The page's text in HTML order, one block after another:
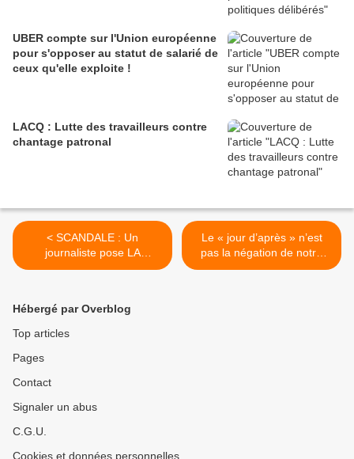
UBER compte sur l'Union européenne
pour s'opposer au statut de salarié de
ceux qu'elle exploite !
LACQ : Lutte des travailleurs contre
chantage patronal
< SCANDALE : Un
journaliste pose LA
question qui dérange en
Le « jour d’après » n’est
pas la négation de notre
lutte à mener aujourd’hui ! >
Hébergé par Overblog
Top articles
Pages
Contact
Signaler un abus
C.G.U.
Cookies et données personnelles